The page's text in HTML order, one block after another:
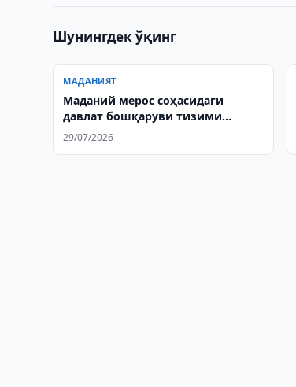
Шунингдек ўқинг
МАДАНИЯТ
Маданий мерос соҳасидаги
давлат бошқаруви тизими
такомиллаштирилади
29/07/2026